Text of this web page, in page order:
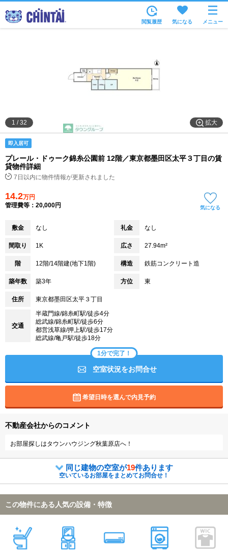
家賃相場から
通勤通学時間から
閲覧履歴 気になる メニュー
拡大
1 /32
即入居可
プレール・ドゥーク錦糸公園前 12階／東京都墨田区太平３丁目の賃
貸物件詳細
7日以内に物件情報が更新されました
14.2万円
管理費等：20,000円
気になる
敷金 なし 礼金 なし
間取り 1K 広さ 27.94m²
階 12階/14階建(地下1階) 構造 鉄筋コンクリート造
築年数 築3年 方位 東
住所 東京都墨田区太平３丁目
交通
半蔵門線/錦糸町駅/徒歩4分
総武線/錦糸町駅/徒歩6分
都営浅草線/押上駅/徒歩17分
総武線/亀戸駅/徒歩18分
1分で完了！
空室状況をお問合せ
希望日時を選んで内見予約
不動産会社からのコメント
お部屋探しはタウンハウジング秋葉原店へ！
同じ建物の空室が19件あります
空いているお部屋をまとめてお問合せ！
この物件にある人気の設備・特徴